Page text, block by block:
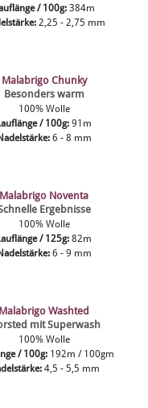
/ 100g: 384m
2,25 - 2,75 mm
Malabrigo Chunky
Besonders warm
100% Wolle
/ 100g:91m
6 - 8 mm
Malabrigo Noventa
Ergebnisse
100% Wolle
/ 125g:82m
6 - 9 mm
Malabrigo Washted
mit Superwash
100% Wolle
/ 100g: 192m / 100gm
4,5 - 5,5 mm